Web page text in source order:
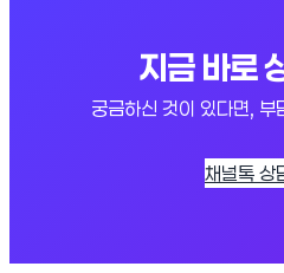
지금 바로
궁금하신 것이 있다면, 부
채널톡 상